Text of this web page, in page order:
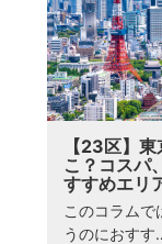
【23区】
こ？コスパ
すすめエリ
このコラム
うのにおす